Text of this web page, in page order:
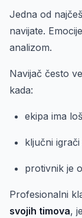
Jedna od
navijate.
analizom.
Navijač često
kada:
ekipa ima
ključni
protivnik je
Profesionalni
svojih timova,